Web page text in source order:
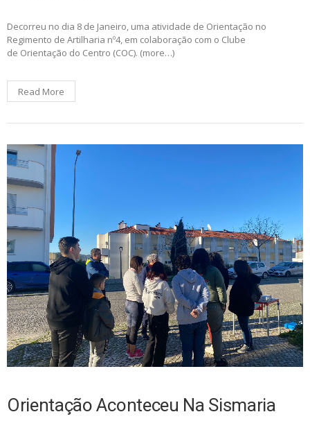
Decorreu no dia 8 de Janeiro, uma atividade de Orientação no
Regimento de Artilharia nº4, em colaboração com o Clube
de Orientação do Centro (COC). (more…)
Read More
Orientação Aconteceu Na Sismaria